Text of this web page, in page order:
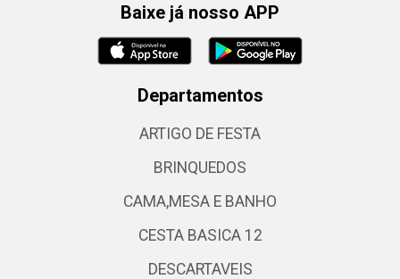
Baixe já nosso APP
Departamentos
ARTIGO DE FESTA
BRINQUEDOS
CAMA,MESA E BANHO
CESTA BASICA 12
DESCARTAVEIS